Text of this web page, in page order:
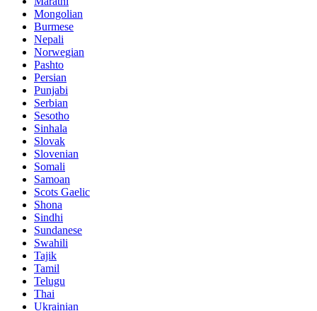
Mongolian
Burmese
Nepali
Norwegian
Pashto
Persian
Punjabi
Serbian
Sesotho
Sinhala
Slovak
Slovenian
Somali
Samoan
Scots Gaelic
Shona
Sindhi
Sundanese
Swahili
Tajik
Tamil
Telugu
Thai
Ukrainian